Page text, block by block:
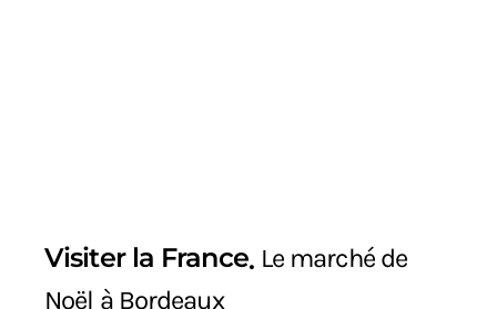
Visiter la France Le marché de
Noël à Bordeaux